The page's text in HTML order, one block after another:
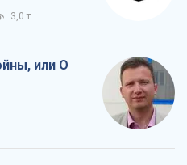
3,0 т.
или О